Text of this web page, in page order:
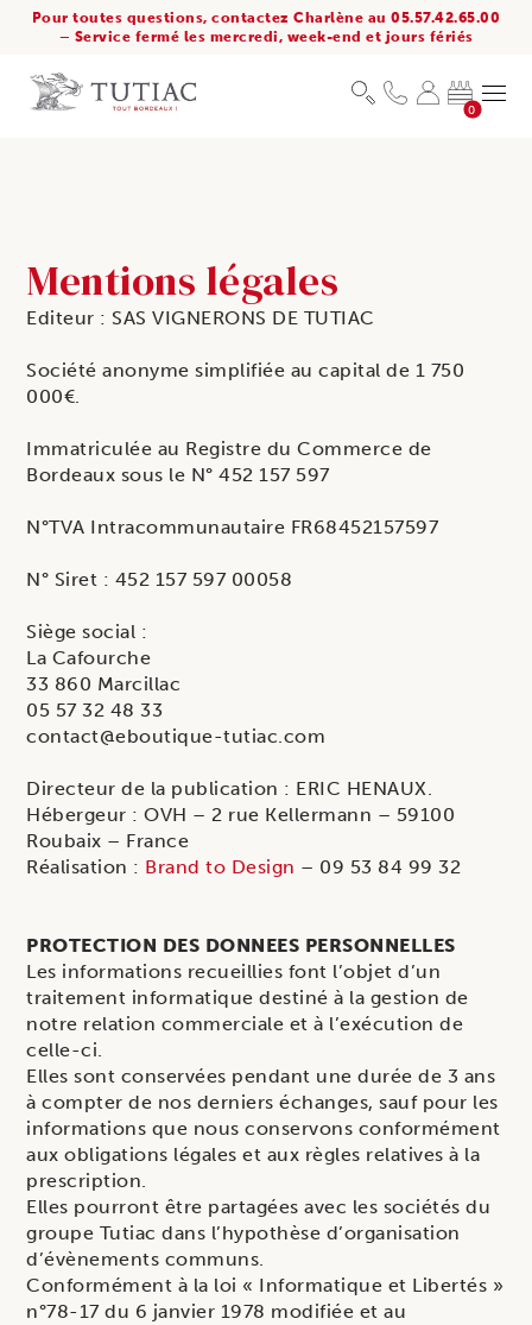
Pour toutes questions, contactez Charlène au 05.57.42.65.00
– Service fermé les mercredi, week-end et jours fériés
0
Mentions légales
Editeur : SAS VIGNERONS DE TUTIAC
Société anonyme simplifiée au capital de 1 750
000€.
Immatriculée au Registre du Commerce de
Bordeaux sous le N° 452 157 597
N°TVA Intracommunautaire FR68452157597
N° Siret : 452 157 597 00058
Siège social :
La Cafourche
33 860 Marcillac
05 57 32 48 33
contact@eboutique-tutiac.com
Directeur de la publication : ERIC HENAUX.
Hébergeur : OVH – 2 rue Kellermann – 59100
Roubaix – France
Réalisation : Brand to Design – 09 53 84 99 32
PROTECTION DES DONNEES PERSONNELLES
Les informations recueillies font l’objet d’un
traitement informatique destiné à la gestion de
notre relation commerciale et à l’exécution de
celle-ci.
Elles sont conservées pendant une durée de 3 ans
à compter de nos derniers échanges, sauf pour les
informations que nous conservons conformément
aux obligations légales et aux règles relatives à la
prescription.
Elles pourront être partagées avec les sociétés du
groupe Tutiac dans l’hypothèse d’organisation
d’évènements communs.
Conformément à la loi « Informatique et Libertés »
n°78-17 du 6 janvier 1978 modifiée et au